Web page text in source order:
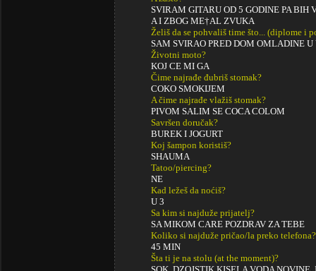
SVIRAM GITARU OD 5 GODINE PA
A I ZBOG ME†AL ZVUKA
Želiš da se pohvališ time što... (diplome i
SAM SVIRAO PRED DOM OMLADINE
Životni moto?
KOJ CE MI GA
Čime najrađe đubriš stomak?
COKO SMOKIJEM
A čime najrađe vlažiš stomak?
PIVOM SALIM SE COCA COLOM
Savršen doručak?
BUREK I JOGURT
Koj šampon koristiš?
SHAUMA
Tatoo/piercing?
NE
Kad ležeš da noćiš?
U 3
Sa kim si najduže prijatelj?
SA MIKOM CARE POZDRAV ZA TEBE
Koliko si najduže pričao/la preko telefona?
45 MIN
Šta ti je na stolu (at the moment)?